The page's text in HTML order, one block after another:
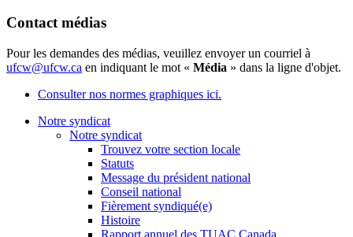
Contact médias
Pour les demandes des médias, veuillez envoyer un courriel à
ufcw@ufcw.ca en indiquant le mot « Média » dans la ligne d'objet.
Consulter nos normes graphiques ici.
Notre syndicat
Notre syndicat
Trouvez votre section locale
Statuts
Message du président national
Conseil national
Fièrement syndiqué(e)
Histoire
Rapport annuel des TUAC Canada